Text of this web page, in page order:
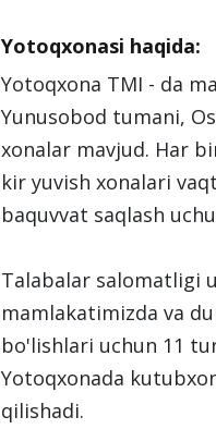
Yotoqxonasi haqida:
Yotoqxona TMI - da
Yunusobod tumani,
xonalar mavjud. Har
kir yuvish xonalari
baquvvat saqlash
Talabalar salomatligi
mamlakatimizda va
bo'lishlari uchun 11
Yotoqxonada
qilishadi.